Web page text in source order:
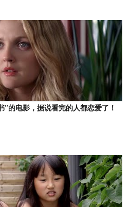
”的电影，据说看完的人都恋爱了！